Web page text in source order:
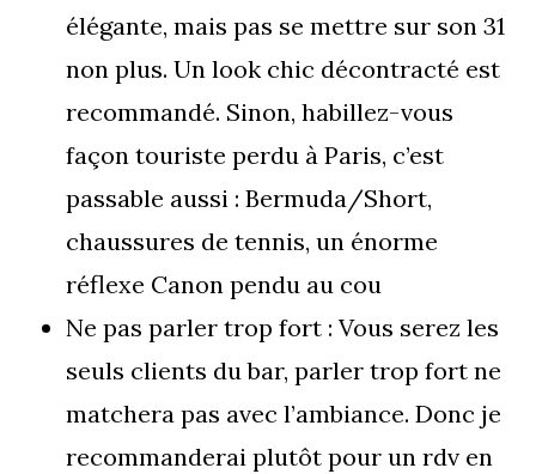
élégante, mais pas se mettre sur son 31
non plus. Un look chic décontracté est
recommandé. Sinon, habillez-vous
façon touriste perdu à Paris, c’est
passable aussi : Bermuda/Short,
chaussures de tennis, un énorme
réflexe Canon pendu au cou
Ne pas parler trop fort : Vous serez les
seuls clients du bar, parler trop fort ne
matchera pas avec l’ambiance. Donc je
recommanderai plutôt pour un rdv en